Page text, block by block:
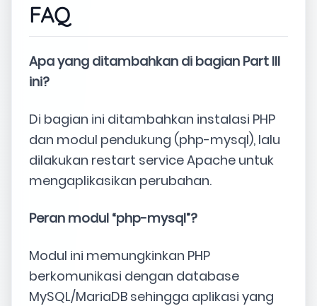
FAQ
Apa yang ditambahkan di bagian Part III
ini?
Di bagian ini ditambahkan instalasi PHP
dan modul pendukung (php-mysql), lalu
dilakukan restart service Apache untuk
mengaplikasikan perubahan.
Peran modul “php-mysql”?
Modul ini memungkinkan PHP
berkomunikasi dengan database
MySQL/MariaDB sehingga aplikasi yang